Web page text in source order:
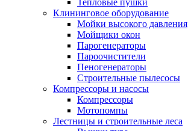
Тепловые пушки
Клининговое оборудование
Мойки высокого давления
Мойщики окон
Парогенераторы
Пароочистители
Пеногенераторы
Строительные пылесосы
Компрессоры и насосы
Компрессоры
Мотопомпы
Лестницы и строительные леса